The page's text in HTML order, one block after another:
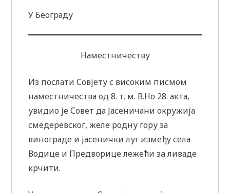
У Београду
Наместничеству
Из послати Совјету с високим писмом
наместничества од 8. т. м. В.Но 28. акта,
увидио је Совет да Јасеничани окружија
смедеревског, желе родну гору за
винограде и јасенички луг између села
Водице и Предворице лежећи зa ливаде
крчити.